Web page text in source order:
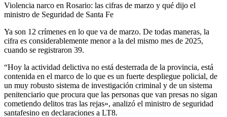
Violencia narco en Rosario: las cifras de marzo y qué dijo el
ministro de Seguridad de Santa Fe
Ya son 12 crímenes en lo que va de marzo. De todas maneras, la
cifra es considerablemente menor a la del mismo mes de 2025,
cuando se registraron 39.
“Hoy la actividad delictiva no está desterrada de la provincia, está
contenida en el marco de lo que es un fuerte despliegue policial, de
un muy robusto sistema de investigación criminal y de un sistema
penitenciario que procura que las personas que van presas no sigan
cometiendo delitos tras las rejas», analizó el ministro de seguridad
santafesino en declaraciones a LT8.